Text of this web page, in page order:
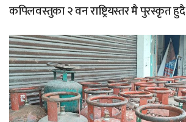
कपिलवस्तुका २ वन राष्ट्रियस्तर मै पुरस्कृत हुदै